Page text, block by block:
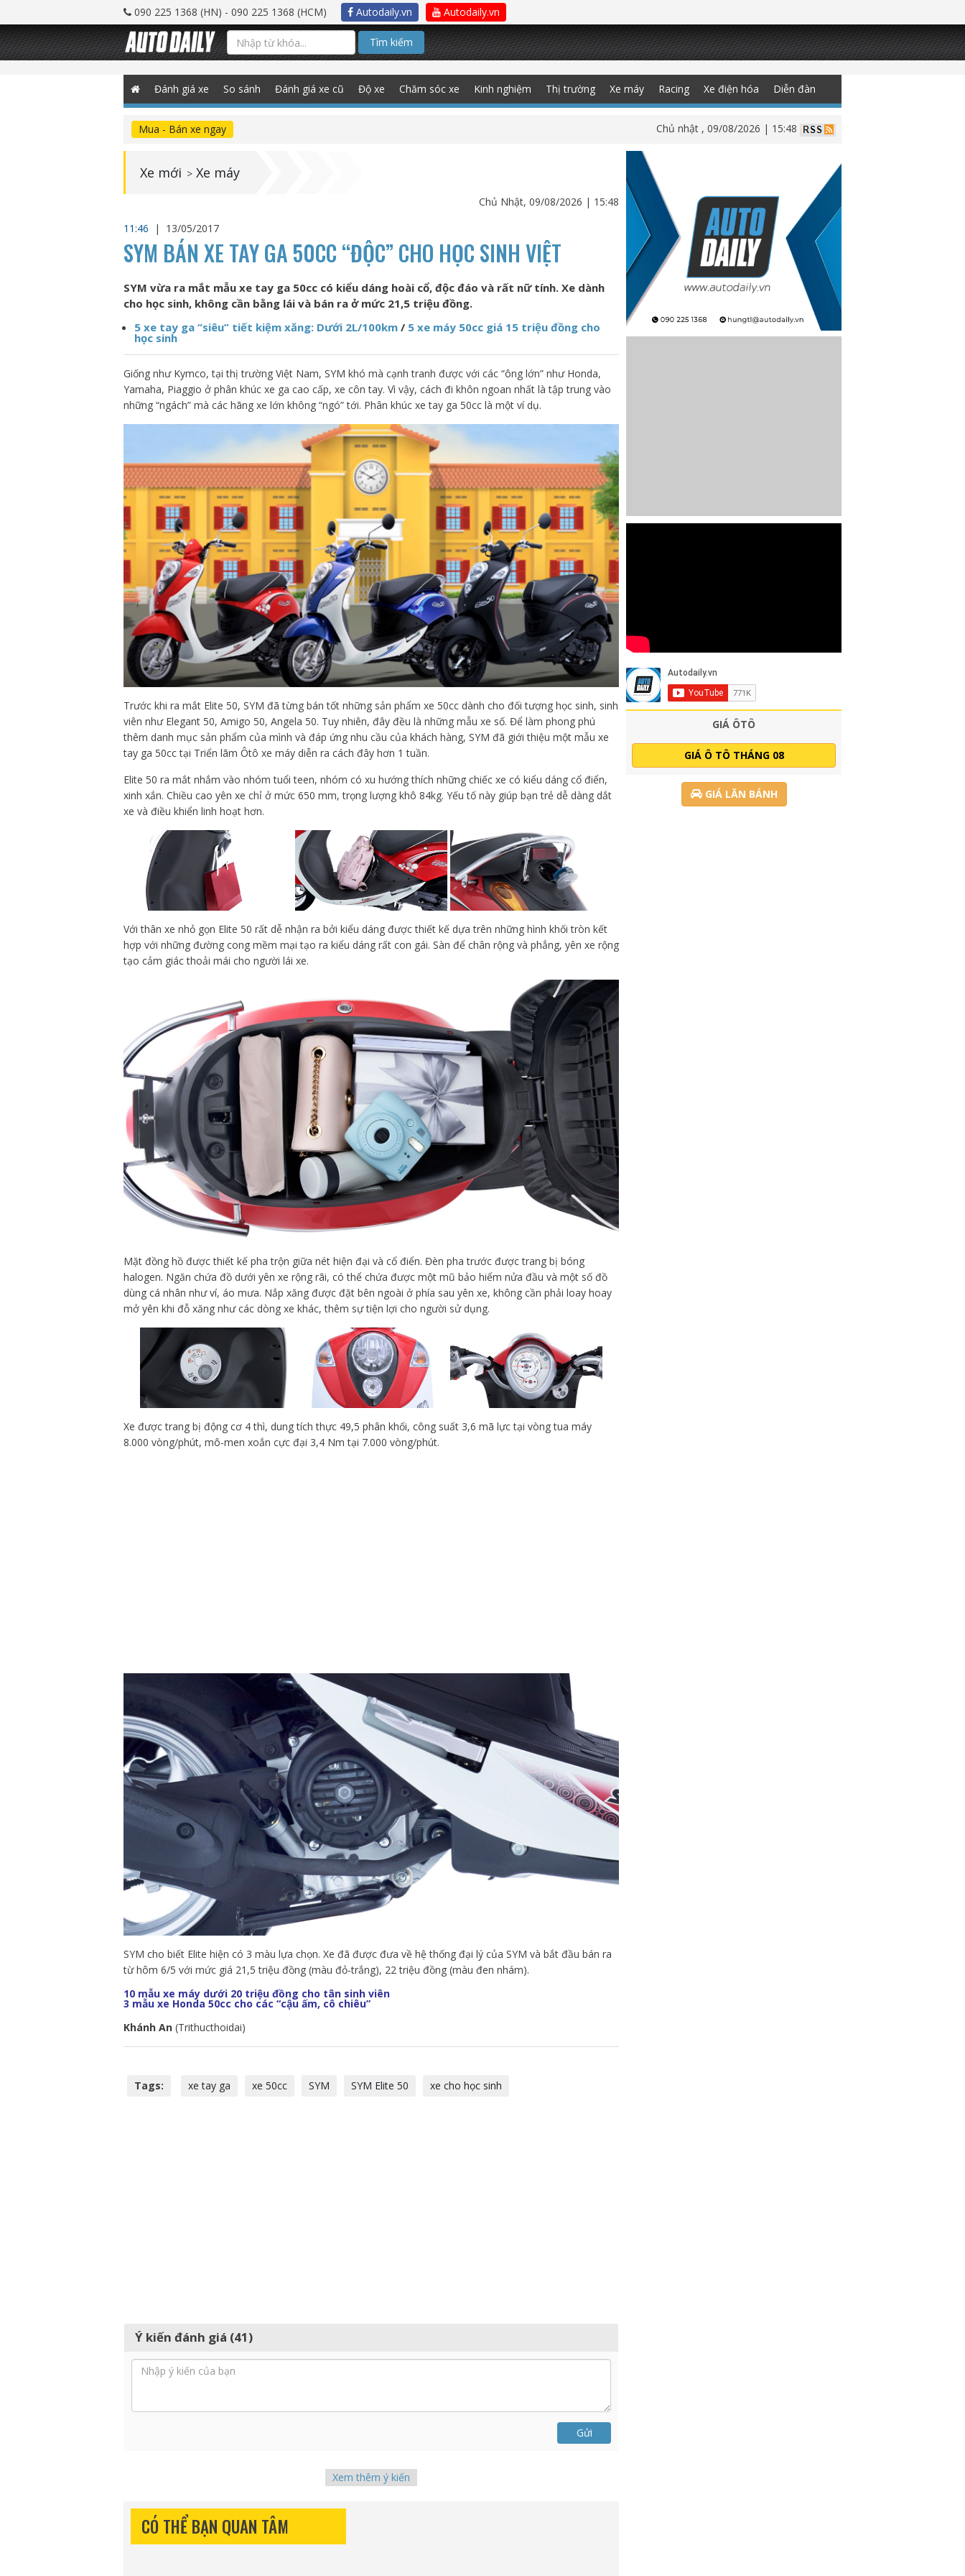
090 225 1368 (HN) - 090 225 1368 (HCM) Autodaily.vn Autodaily.vn
Tìm kiếm
Đánh giá xe So sánh Đánh giá xe cũ Độ xe Chăm sóc xe Kinh nghiệm Thị trường Xe máy Racing Xe điện hóa Diễn đàn
Mua - Bán xe ngay Chủ nhật , 09/08/2026 | 15:48
Xe mới > Xe máy
Chủ Nhật, 09/08/2026 | 15:48
11:46
| 13/05/2017
SYM BÁN XE TAY GA 50CC “ĐỘC” CHO HỌC SINH VIỆT
SYM vừa ra mắt mẫu xe tay ga 50cc có kiểu dáng hoài cổ, độc đáo và rất nữ tính. Xe dành
cho học sinh, không cần bằng lái và bán ra ở mức 21,5 triệu đồng.
5 xe tay ga “siêu” tiết kiệm xăng: Dưới 2L/100km / 5 xe máy 50cc giá 15 triệu đồng cho
học sinh
Giống như Kymco, tại thị trường Việt Nam, SYM khó mà cạnh tranh được với các “ông lớn” như Honda,
Yamaha, Piaggio ở phân khúc xe ga cao cấp, xe côn tay. Vì vậy, cách đi khôn ngoan nhất là tập trung vào
những “ngách” mà các hãng xe lớn không “ngó” tới. Phân khúc xe tay ga 50cc là một ví dụ.
Trước khi ra mắt Elite 50, SYM đã từng bán tốt những sản phẩm xe 50cc dành cho đối tượng học sinh, sinh
viên như Elegant 50, Amigo 50, Angela 50. Tuy nhiên, đây đều là những mẫu xe số. Để làm phong phú
thêm danh mục sản phẩm của mình và đáp ứng nhu cầu của khách hàng, SYM đã giới thiệu một mẫu xe
tay ga 50cc tại Triển lãm Ôtô xe máy diễn ra cách đây hơn 1 tuần.
Elite 50 ra mắt nhắm vào nhóm tuổi teen, nhóm có xu hướng thích những chiếc xe có kiểu dáng cổ điển,
xinh xắn. Chiều cao yên xe chỉ ở mức 650 mm, trọng lượng khô 84kg. Yếu tố này giúp bạn trẻ dễ dàng dắt
xe và điều khiển linh hoạt hơn.
Với thân xe nhỏ gọn Elite 50 rất dễ nhận ra bởi kiểu dáng được thiết kế dựa trên những hình khối tròn kết
hợp với những đường cong mềm mại tạo ra kiểu dáng rất con gái. Sàn để chân rộng và phẳng, yên xe rộng
tạo cảm giác thoải mái cho người lái xe.
Mặt đồng hồ được thiết kế pha trộn giữa nét hiện đại và cổ điển. Đèn pha trước được trang bị bóng
halogen. Ngăn chứa đồ dưới yên xe rộng rãi, có thể chứa được một mũ bảo hiểm nửa đầu và một số đồ
dùng cá nhân như ví, áo mưa. Nắp xăng được đặt bên ngoài ở phía sau yên xe, không cần phải loay hoay
mở yên khi đỗ xăng như các dòng xe khác, thêm sự tiện lợi cho người sử dụng.
Xe được trang bị động cơ 4 thì, dung tích thực 49,5 phân khối, công suất 3,6 mã lực tại vòng tua máy
8.000 vòng/phút, mô-men xoắn cực đại 3,4 Nm tại 7.000 vòng/phút.
SYM cho biết Elite hiện có 3 màu lựa chọn. Xe đã được đưa về hệ thống đại lý của SYM và bắt đầu bán ra
từ hôm 6/5 với mức giá 21,5 triệu đồng (màu đỏ-trắng), 22 triệu đồng (màu đen nhám).
10 mẫu xe máy dưới 20 triệu đồng cho tân sinh viên
3 mẫu xe Honda 50cc cho các “cậu ấm, cô chiêu”
Khánh An (Trithucthoidai)
Tags: xe tay ga xe 50cc SYM SYM Elite 50 xe cho học sinh
Ý kiến đánh giá (41)
Gửi
Xem thêm ý kiến
CÓ THỂ BẠN QUAN TÂM
GIÁ ÔTÔ
GIÁ Ô TÔ THÁNG 08
GIÁ LĂN BÁNH